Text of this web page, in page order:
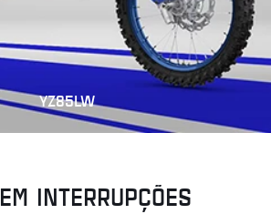
YZ85LW
INTERRUPÇÕES